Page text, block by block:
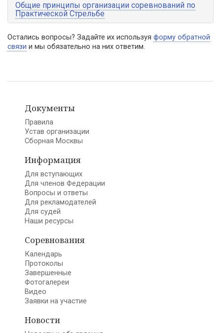
Общие принципы организации соревнований по
Практической Стрельбе
Остались вопросы? Задайте их используя форму обратной
связи и мы обязательно на них ответим.
Документы
Правила
Устав организации
Сборная Москвы
Информация
Для вступающих
Для членов Федерации
Вопросы и ответы
Для рекламодателей
Для судей
Наши ресурсы
Соревнования
Календарь
Протоколы
Завершенные
Фотогалереи
Видео
Заявки на участие
Новости